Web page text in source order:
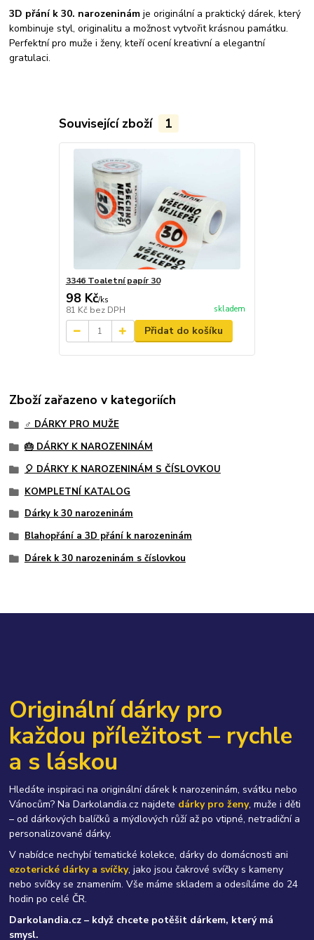
3D přání k 30. narozeninám je originální a praktický dárek, který
kombinuje styl, originalitu a možnost vytvořit krásnou památku.
Perfektní pro muže i ženy, kteří ocení kreativní a elegantní
gratulaci.
Související zboží 1
3346 Toaletní papír 30
98 Kč/ks
81 Kč bez DPH skladem
Přidat do košíku
Zboží zařazeno v kategoriích
♂️ DÁRKY PRO MUŽE
🎂 DÁRKY K NAROZENINÁM
🎈 DÁRKY K NAROZENINÁM S ČÍSLOVKOU
KOMPLETNÍ KATALOG
Dárky k 30 narozeninám
Blahopřání a 3D přání k narozeninám
Dárek k 30 narozeninám s číslovkou
Originální dárky pro
každou příležitost – rychle
a s láskou
Hledáte inspiraci na originální dárek k narozeninám, svátku nebo
Vánocům? Na Darkolandia.cz najdete dárky pro ženy, muže i děti
– od dárkových balíčků a mýdlových růží až po vtipné, netradiční a
personalizované dárky.
V nabídce nechybí tematické kolekce, dárky do domácnosti ani
ezoterické dárky a svíčky, jako jsou čakrové svíčky s kameny
nebo svíčky se znamením. Vše máme skladem a odesíláme do 24
hodin po celé ČR.
Darkolandia.cz – když chcete potěšit dárkem, který má
smysl.